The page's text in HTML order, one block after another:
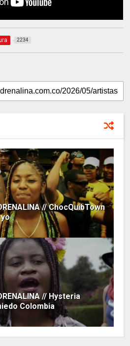
2234
// ChocQuibTown
// Hysteria
Colombia